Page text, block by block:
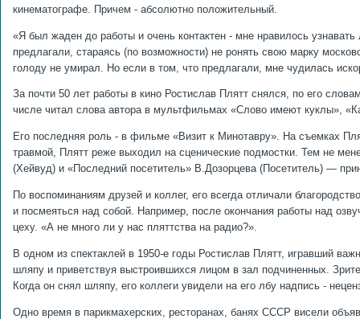
кинематографе. Причем - абсолютно положительный.
«Я был жаден до работы и очень контактен - мне нравилось
предлагали, стараясь (по возможности) не ронять свою марку
голоду не умирал. Но если в том, что предлагали, мне чудилась
За почти 50 лет работы в кино Ростислав Плятт снялся, по его
числе читал слова автора в мультфильмах «Слово имеют куклы»,
Его последняя роль - в фильме «Визит к Минотавру». На съемках
травмой, Плятт реже выходил на сценические подмостки. Тем не
(Хейвуд) и «Последний посетитель» В.Дозорцева (Посетитель) —
По воспоминаниям друзей и коллег, его всегда отличали
и посмеяться над собой. Например, после окончания работы над
цеху. «А не много ли у нас пляттства на радио?».
В одном из спектаклей в 1950-е годы Ростислав Плятт, игравший
шляпу и приветствуя выстроившихся лицом в зал подчиненных.
Когда он снял шляпу, его коллеги увидели на его лбу надпись -
Одно время в парикмахерских, ресторанах, банях СССР висели